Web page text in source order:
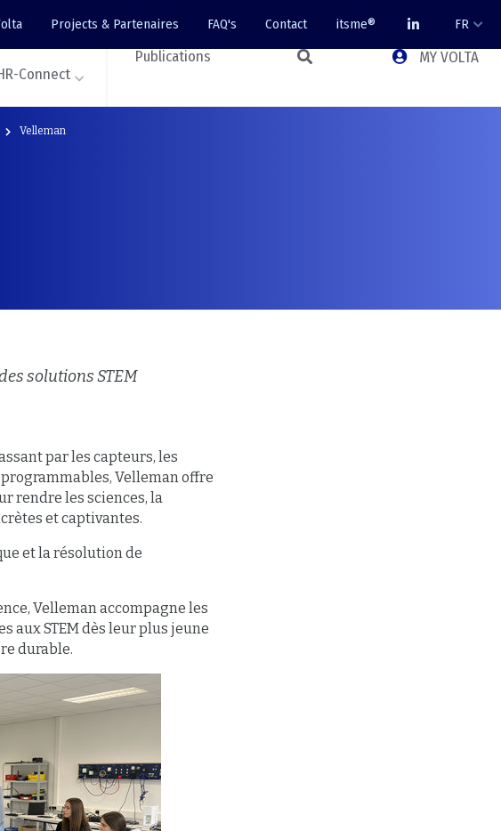
Projects & Partenaires FAQ's Contact itsme® FR
Connect
Publications MY VOLTA
Velleman
solutions STEM
par les capteurs, les
Velleman offre
rendre les sciences, la
et captivantes.
et la résolution de
Velleman accompagne les
aux STEM dès leur plus jeune
durable.